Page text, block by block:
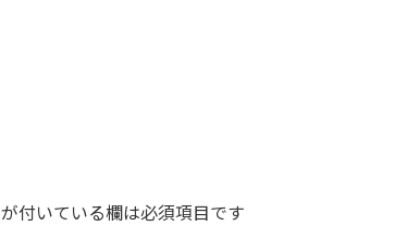
が付いている欄は必須項目です